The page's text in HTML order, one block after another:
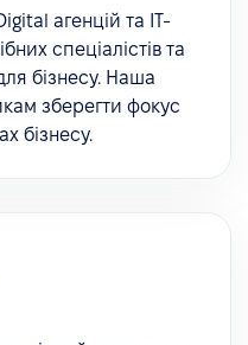
агенцій та IT-
спеціалістів та
бізнесу. Наша
зберегти фокус
бізнесу.